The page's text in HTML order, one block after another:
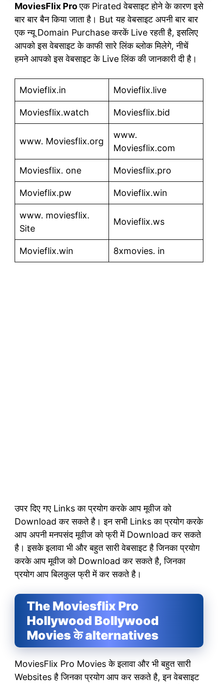
MoviesFlix Proएक Pirated वेबसाइट होने के कारण इसे
बार बार बैन किया जाता है। But यह वेबसाइट अपनी बार बार
एक न्यू Domain Purchase करकें Live रहती है, इसलिए
आपको इस वेबसाइट के काफी सारे लिंक ब्लोक मिलेगे, नीचें
हमने आपको इस वेबसाइट के Live लिंक की जानकारी दी है।
Movieflix.in Movieflix.live
Moviesflix.watch Moviesflix.bid
www. Moviesflix.org
www.
Moviesflix.com
Moviesflix. one Moviesflix.pro
Movieflix.pw Movieflix.win
www. moviesflix.
Site
Movieflix.ws
Movieflix.win 8xmovies. in
उपर दिए गए Links का प्रयोग करके आप मूवीज को
Download कर सकते है। इन सभी Links का प्रयोग करके
आप अपनी मनपसंद मूवीज को फ्री में Download कर सकते
है। इसके इलावा भी और बहुत सारी वेबसाइट है जिनका प्रयोग
करके आप मूवीज को Download कर सकते है, जिनका
प्रयोग आप बिलकुल फ्री में कर सकते है।
The Moviesflix Pro
Hollywood Bollywood
Movies के alternatives
MoviesFlix Pro Movies के इलावा और भी बहुत सारी
Websites है जिनका प्रयोग आप कर सकते है, इन वेबसाइट